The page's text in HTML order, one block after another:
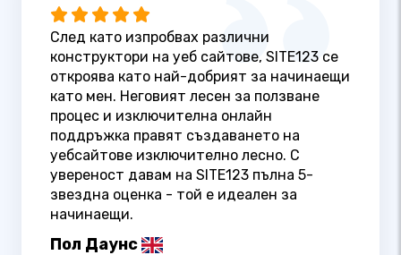
След като изпробвах различни
конструктори на уеб сайтове, SITE123 се
откроява като най-добрият за начинаещи
като мен. Неговият лесен за ползване
процес и изключителна онлайн
поддръжка правят създаването на
уебсайтове изключително лесно. С
увереност давам на SITE123 пълна 5-
звездна оценка - той е идеален за
начинаещи.
Пол Даунс